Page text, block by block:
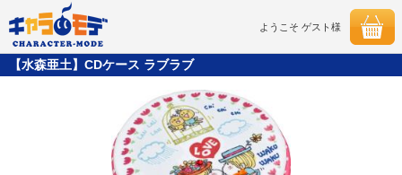
ようこそ ゲスト様
【水森亜土】CDケース ラブラブ